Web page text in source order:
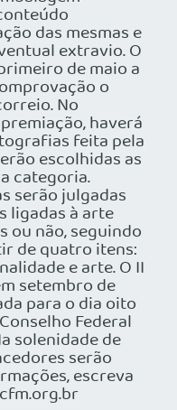
das mesmas e
extravio. O
de maio a
o
No
haverá
feita pela
escolhidas as
categoria.
serão julgadas
ligadas à arte
ou não, seguindo
de quatro itens:
e arte. O II
setembro de
para o dia oito
Federal
solenidade de
serão
escreva